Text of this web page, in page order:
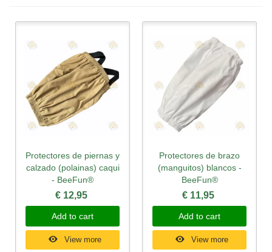
Protectores de piernas y
calzado (polainas) caqui
- BeeFun®
€ 12,95
Add to cart
View more
Protectores de brazo
(manguitos) blancos -
BeeFun®
€ 11,95
Add to cart
View more